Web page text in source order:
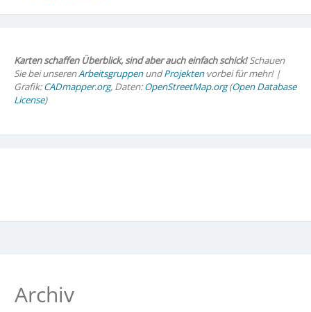
Karten schaffen Überblick, sind aber auch einfach schick!Schauen
Sie bei unserenArbeitsgruppenundProjektenvorbei für mehr! |
Grafik:CADmapper.org, Daten:OpenStreetMap.org(Open Database
License)
Archiv